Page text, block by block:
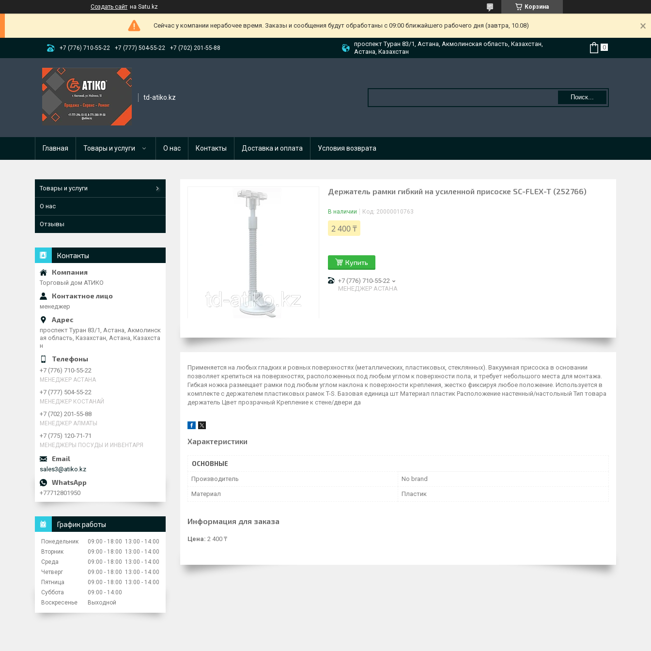
Создать сайт на Satu.kz Корзина
Сейчас у компании нерабочее время. Заказы и сообщения будут обработаны с 09:00 ближайшего рабочего дня (завтра, 10.08)
+7 (776) 710-55-22 +7 (777) 504-55-22 +7 (702) 201-55-88
проспект Туран 83/1, Астана, Акмолинская область, Казахстан,
Астана, Казахстан
td-atiko.kz Поиск...
Главная Товары и услуги О нас Контакты Доставка и оплата Условия возврата
Держатель рамки гибкий на усиленной присоске SC-FLEX-T (252766)
В наличии Код: 20000010763
2 400 ₸
Купить
+7 (776) 710-55-22
МЕНЕДЖЕР АСТАНА
Применяется на любых гладких и ровных поверхностях (металлических, пластиковых, стеклянных). Вакуумная присоска в основании
позволяет крепиться на поверхностях, расположенных под любым углом к поверхности пола, и требует небольшого места для монтажа.
Гибкая ножка размещает рамки под любым углом наклона к поверхности крепления, жестко фиксируя любое положение. Используется в
комплекте с держателем пластиковых рамок T-S. Базовая единица шт Материал пластик Расположение настенный/настольный Тип товара
держатель Цвет прозрачный Крепление к стене/двери да
Характеристики
ОСНОВНЫЕ
Производитель No brand
Материал Пластик
Информация для заказа
Цена: 2 400 ₸
Товары и услуги
О нас
Отзывы
Контакты
Торговый дом АТИКО
менеджер
проспект Туран 83/1, Астана, Акмолинск
ая область, Казахстан, Астана, Казахста
н
+7 (776) 710-55-22
МЕНЕДЖЕР АСТАНА
+7 (777) 504-55-22
МЕНЕДЖЕР КОСТАНАЙ
+7 (702) 201-55-88
МЕНЕДЖЕР АЛМАТЫ
+7 (775) 120-71-71
МЕНЕДЖЕРЫ ПОСУДЫ И ИНВЕНТАРЯ
sales3@atiko.kz
+77712801950
График работы
Понедельник 09:00 18:00 13:00
14:00
Вторник
09:00 18:00 13:00
14:00
Среда
09:00 18:00 13:00
14:00
Четверг
09:00 18:00 13:00
14:00
Пятница
09:00 18:00 13:00
14:00
Суббота
09:00
14:00
Воскресенье
Выходной